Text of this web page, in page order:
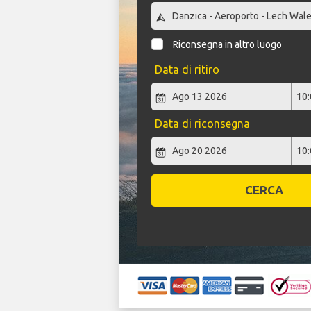
Riconsegna in altro luogo
Data di ritiro
Data di riconsegna
CERCA